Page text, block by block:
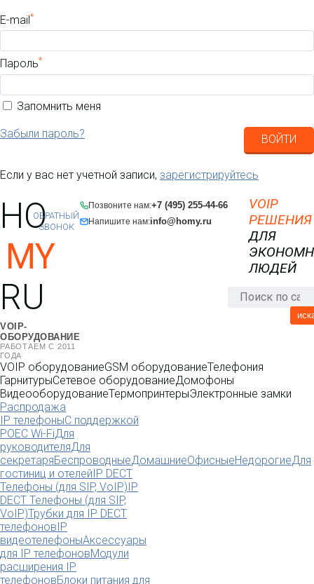
E-mail *
Пароль*
Запомнить меня
Забыли пароль? ВОЙТИ
Если у вас нет учетной записи, зарегистрируйтесь
HO
MY
RU
VOIP-
ОБОРУДОВАНИЕ
РАБОТАЕМ С 2011
ГОДА
Позвоните нам:+7 (495) 255-44-66
Напишите нам:info@homy.ru
ОБРАТНЫЙ
ЗВОНОК
VOIP
РЕШЕНИЯ
ДЛЯ
ЛЮДЕЙ
VOIP оборудованиеGSM оборудованиеТелефония
ГарнитурыСетевое оборудованиеДомофоны
ВидеооборудованиеТермопринтерыЭлектронные замки
Распродажа
IP телефоныС поддержкой
POEC Wi-FiДля
руководителяДля
секретаряБеспроводныеДомашниеОфисныеНедорогиеДля
гостиниц и отелейIP DECT
Телефоны (для SIP, VoIP)IP
DECT Телефоны (для SIP,
VoIP)Трубки для IP DECT
телефоновIP
видеотелефоныАксессуары
для IP телефоновМодули
расширения IP
телефоновБлоки питания для